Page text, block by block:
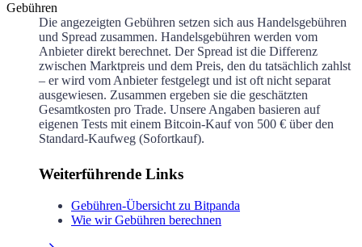
Gebühren
Die angezeigten Gebühren setzen sich aus Handelsgebühren
und Spread zusammen. Handelsgebühren werden vom
Anbieter direkt berechnet. Der Spread ist die Differenz
zwischen Marktpreis und dem Preis, den du tatsächlich zahlst
– er wird vom Anbieter festgelegt und ist oft nicht separat
ausgewiesen. Zusammen ergeben sie die geschätzten
Gesamtkosten pro Trade. Unsere Angaben basieren auf
eigenen Tests mit einem Bitcoin-Kauf von 500 € über den
Standard-Kaufweg (Sofortkauf).
Weiterführende Links
Gebühren-Übersicht zu Bitpanda
Wie wir Gebühren berechnen